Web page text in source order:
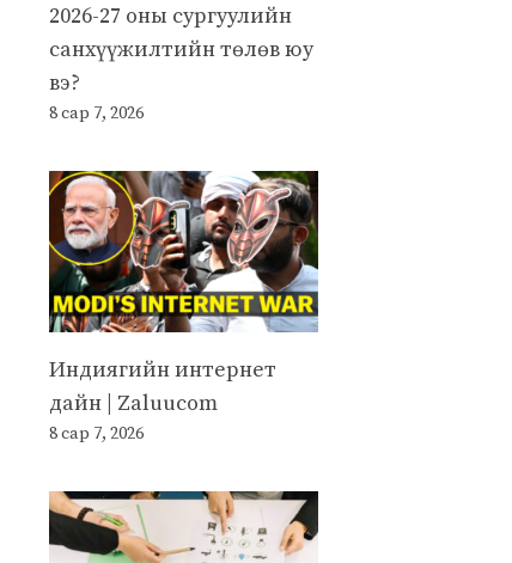
2026-27 оны сургуулийн
санхүүжилтийн төлөв юу
вэ?
8 сар 7, 2026
Индиягийн интернет
дайн | Zaluucom
8 сар 7, 2026